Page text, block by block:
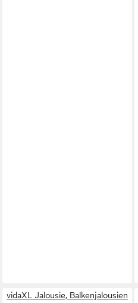
vidaXL Jalousie, Balkenjalousien